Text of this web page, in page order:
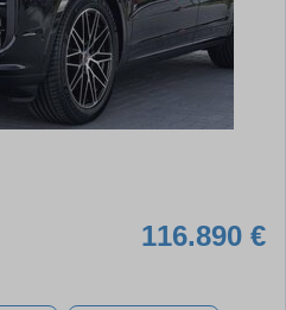
116.890 €